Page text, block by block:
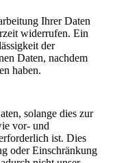
Ihrer Daten
widerrufen. Ein
der
Daten, nachdem
haben.
solange dies zur
vor- und
ist. Dies
oder Einschränkung